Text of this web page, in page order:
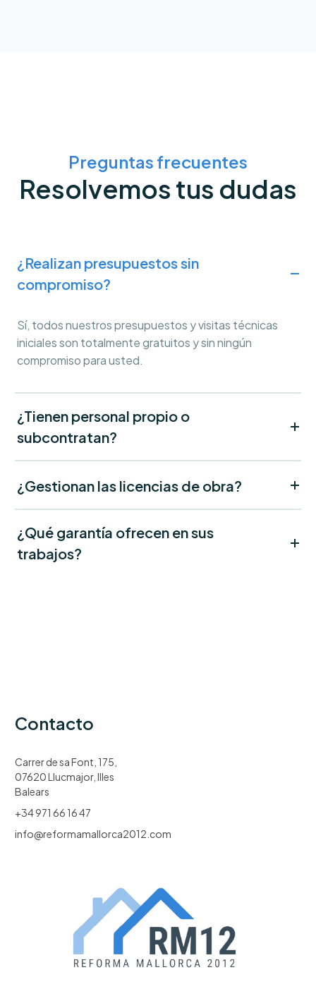
Preguntas frecuentes
Resolvemos tus dudas
¿Realizan presupuestos sin
compromiso?
Sí, todos nuestros presupuestos y visitas técnicas
iniciales son totalmente gratuitos y sin ningún
compromiso para usted.
¿Tienen personal propio o
subcontratan?
¿Gestionan las licencias de obra?
¿Qué garantía ofrecen en sus
trabajos?
Contacto
Carrer de sa Font, 175,
07620 Llucmajor, Illes
Balears
+34 971 66 16 47
info@reformamallorca2012.com